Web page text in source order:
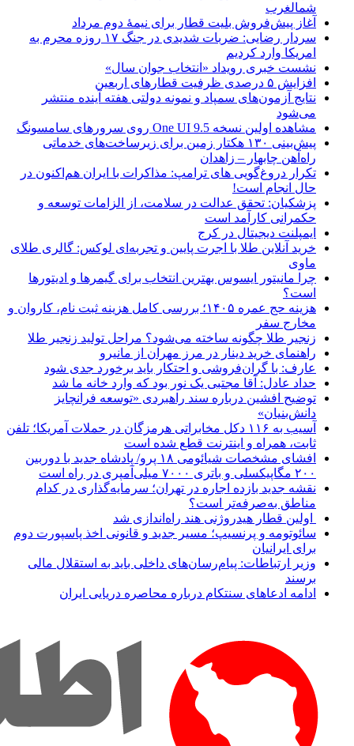
شمالغرب
آغاز پیش‌فروش بلیت قطار برای نیمۀ دوم مرداد
سردار رضایی: ضربات شدیدی در جنگ ۱۷ روزه محرم به
امریکا وارد کردیم
نشست خبری رویداد «انتخاب جوان سال»
افزایش ۵ درصدی ظرفیت قطارهای اربعین
نتایج آزمون‌های سمپاد و نمونه دولتی هفته آینده منتشر
می‌شود
مشاهده اولین نسخه One UI 9.5 روی سرورهای سامسونگ
پیش‌بینی ۱۳۰ هکتار زمین برای زیرساخت‌های خدماتی
راه‌آهن چابهار – زاهدان
تکرار دروغ‌گویی های ترامپ: مذاکرات با ایران هم‌اکنون در
حال انجام است!
پزشکیان: تحقق عدالت در سلامت، از الزامات توسعه و
حکمرانی کارآمد است
ایمپلنت دیجیتال در کرج
خرید آنلاین طلا با اجرت پایین و تجربه‌ای لوکس: گالری طلای
ماوی
چرا مانیتور ایسوس بهترین انتخاب برای گیمرها و ادیتورها
است؟
هزینه حج عمره ۱۴۰۵؛ بررسی کامل هزینه ثبت نام، کاروان و
مخارج سفر
زنجیر طلا چگونه ساخته می‌شود؟ مراحل تولید زنجیر طلا
راهنمای خرید دینار در مرز مهران از مانیرو
عارف: با گران‌فروشی و احتکار باید برخورد جدی شود
حداد عادل: آقا مجتبی یک نور بود که وارد خانه ما شد
توضیح افشین درباره سند راهبردی «توسعه فرانچایز
دانش‌بنیان»
آسیب به ۱۱۶ دکل مخابراتی هرمزگان در حملات آمریکا؛ تلفن
ثابت، همراه و اینترنت ‌قطع شده است
افشای مشخصات شیائومی ۱۸ پرو/ پادشاه جدید با دوربین
۲۰۰ مگاپیکسلی و باتری ۷۰۰۰ میلی‌آمپری در راه است
نقشه جدید بازده اجاره در تهران؛ سرمایه‌گذاری در کدام
مناطق به‌صرفه‌تر است؟
اولین قطار هیدروژنی هند راه‌اندازی شد
سائوتومه و پرنسیپ؛ مسیر جدید و قانونی اخذ پاسپورت دوم
برای ایرانیان
وزیر ارتباطات: پیام‌رسان‌های داخلی باید به استقلال مالی
برسند
ادامه ادعاهای سنتکام درباره محاصره دریایی ایران